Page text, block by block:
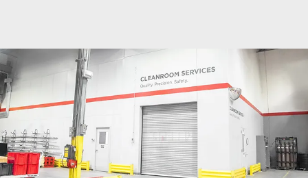
Les salles blanches ultramodernes de Bray
assurent un nettoyage de précision allant de la
classe ISO 6 à ISO 9 dans le monde entier où les
vannes sont nettoyées, inspectées, ensachées et
étiquetées pour répondre aux normes mondiales